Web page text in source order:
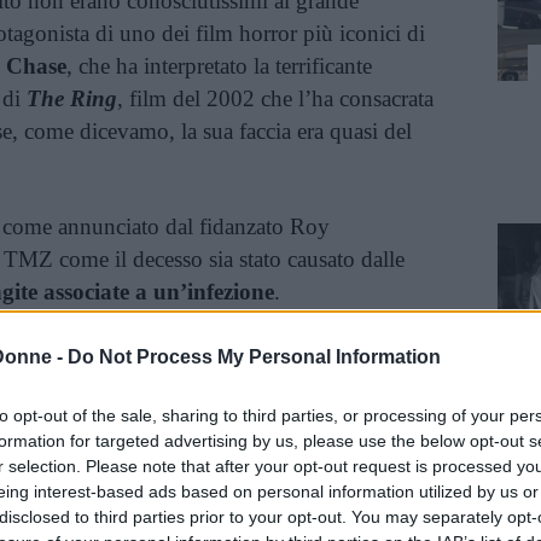
- Do Not Process My Personal Information
opt-out of the sale, sharing to third parties, or processing of your
for targeted advertising by us, please use the below opt-out
selection. Please note that after your opt-out request is processed
interest-based ads based on personal information utilized by us
to third parties prior to your opt-out. You may separately
di uno dei film horror più iconici di
, che ha interpretato la terrificante
The Ring, film del 2002 che l’ha consacrata
come dicevamo, la sua faccia era quasi del
annunciato dal fidanzato Roy
come il decesso sia stato causato dalle
associate a un’infezione.
a leggere dopo la pubblicità
agente, John Ryan, l’attrice era stata
prima della morte anche a causa di un
.